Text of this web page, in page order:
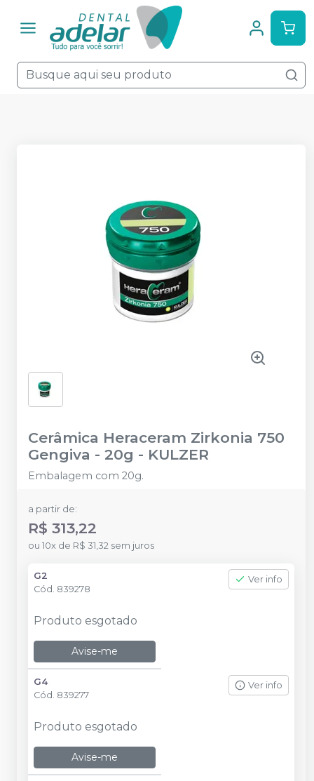
Cerâmica Heraceram Zirkonia 750
Gengiva - 20g - KULZER
Embalagem com 20g.
a partir de:
R$ 313,22
ou 10x de R$ 31,32 sem juros
G2
Cód. 839278
Ver info
Produto esgotado
Avise-me
G4
Cód. 839277
Ver info
Produto esgotado
Avise-me